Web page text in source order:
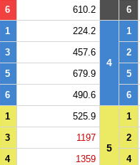
6 610.2 6
1 224.2
4
1
3 457.6
2
5 679.9
5
6 490.6 6
1 525.9
5
1
3 1197
2
4 1359
4